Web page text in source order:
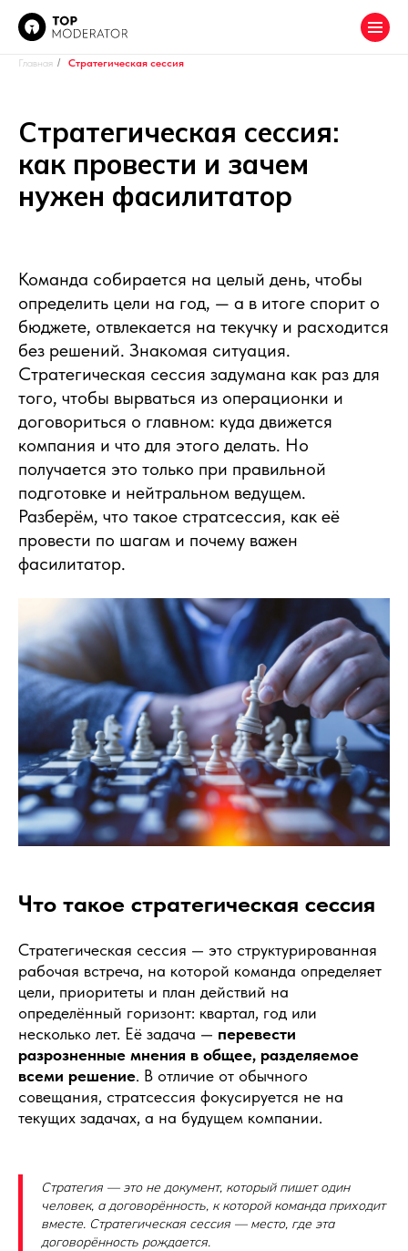
Главная / Стратегическая сессия
Стратегическая сессия:
как провести и зачем
нужен фасилитатор
Команда собирается на целый день, чтобы
определить цели на год, — а в итоге спорит о
бюджете, отвлекается на текучку и расходится
без решений. Знакомая ситуация.
Стратегическая сессия задумана как раз для
того, чтобы вырваться из операционки и
договориться о главном: куда движется
компания и что для этого делать. Но
получается это только при правильной
подготовке и нейтральном ведущем.
Разберём, что такое стратсессия, как её
провести по шагам и почему важен
фасилитатор.
Что такое стратегическая сессия
Стратегическая сессия — это структурированная
рабочая встреча, на которой команда определяет
цели, приоритеты и план действий на
определённый горизонт: квартал, год или
несколько лет. Её задача — перевести
разрозненные мнения в общее, разделяемое
всеми решение. В отличие от обычного
совещания, стратсессия фокусируется не на
текущих задачах, а на будущем компании.
Стратегия — это не документ, который пишет один
человек, а договорённость, к которой команда приходит
вместе. Стратегическая сессия — место, где эта
договорённость рождается.